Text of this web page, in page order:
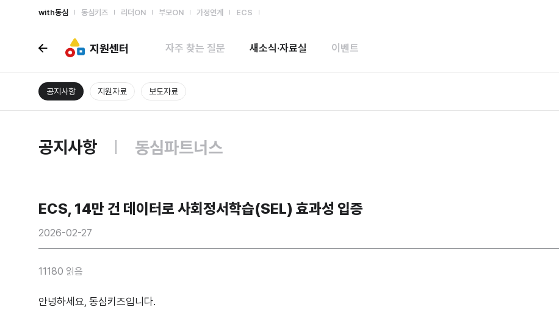
with동심 동심키즈 리더ON 부모ON 가정연계 ECS
지원센터 자주 찾는 질문 새소식·자료실 이벤트
공지사항 지원자료 보도자료
공지사항 동심파트너스
ECS, 14만 건 데이터로 사회정서학습(SEL) 효과성 입증
2026-02-27
11180 읽음
안녕하세요, 동심키즈입니다.